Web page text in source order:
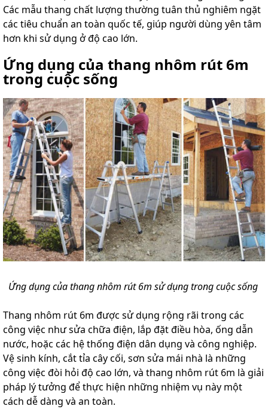
Các mẫu thang chất lượng thường tuân thủ nghiêm ngặt
các tiêu chuẩn an toàn quốc tế, giúp người dùng yên tâm
hơn khi sử dụng ở độ cao lớn.
Ứng dụng của thang nhôm rút 6m
trong cuộc sống
Ứng dụng của thang nhôm rút 6m sử dụng trong cuộc sống
Thang nhôm rút 6m được sử dụng rộng rãi trong các
công việc như sửa chữa điện, lắp đặt điều hòa, ống dẫn
nước, hoặc các hệ thống điện dân dụng và công nghiệp.
Vệ sinh kính, cắt tỉa cây cối, sơn sửa mái nhà là những
công việc đòi hỏi độ cao lớn, và thang nhôm rút 6m là giải
pháp lý tưởng để thực hiện những nhiệm vụ này một
cách dễ dàng và an toàn.